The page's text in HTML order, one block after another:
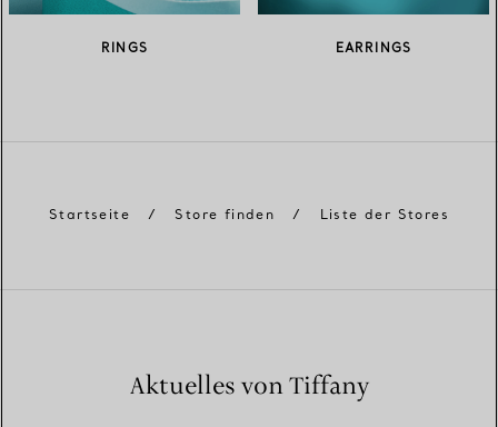
RINGS EARRINGS
Startseite / Store finden / Liste der Stores
Aktuelles von Tiffany